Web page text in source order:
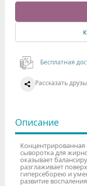
Бесплатная
Рассказать
Описание
сыворотка для
оказывает
разглаживает
гиперсеборею и
развитие